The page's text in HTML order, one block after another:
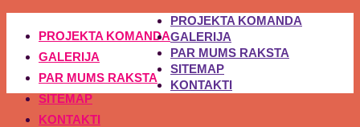
PROJEKTA KOMANDA
GALERIJA
PAR MUMS RAKSTA
SITEMAP
KONTAKTI
PROJEKTA KOMANDA
GALERIJA
PAR MUMS RAKSTA
SITEMAP
KONTAKTI